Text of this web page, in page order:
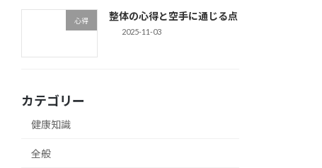
心得 整体の心得と空手に通じる点
2025-11-03
カテゴリー
健康知識
全般